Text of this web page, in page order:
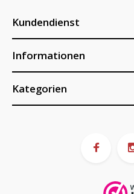
Kundendienst
Informationen
Kategorien